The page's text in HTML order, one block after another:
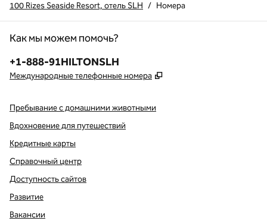
100 Rizes Seaside Resort, отель SLH / Номера
Как мы можем помочь?
Телефон:
+1-888-91HILTONSLH
Международные телефонные номера ,
Пребывание с домашними животными
Вдохновение для путешествий
Кредитные карты
Справочный центр
Доступность сайтов
Развитие
Вакансии